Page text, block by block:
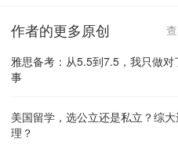
作者的更多原创
雅思备考：从5.5到7.5，我只做对
事
美国留学，选公立还是私立？综
理？